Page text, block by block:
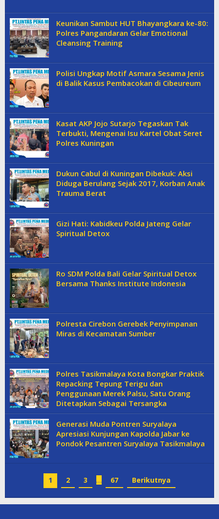
Keunikan Sambut HUT Bhayangkara ke-80:
Polres Pangandaran Gelar Emotional
Cleansing Training
Polisi Ungkap Motif Asmara Sesama Jenis
di Balik Kasus Pembacokan di Cibeureum
Kasat AKP Jojo Sutarjo Tegaskan Tak
Terbukti, Mengenai Isu Kartel Obat Seret
Polres Kuningan
Dukun Cabul di Kuningan Dibekuk: Aksi
Diduga Berulang Sejak 2017, Korban Anak
Trauma Berat
Gizi Hati: Kabidkeu Polda Jateng Gelar
Spiritual Detox
Ro SDM Polda Bali Gelar Spiritual Detox
Bersama Thanks Institute Indonesia
Polresta Cirebon Gerebek Penyimpanan
Miras di Kecamatan Sumber
Polres Tasikmalaya Kota Bongkar Praktik
Repacking Tepung Terigu dan
Penggunaan Merek Palsu, Satu Orang
Ditetapkan Sebagai Tersangka
Generasi Muda Pontren Suryalaya
Apresiasi Kunjungan Kapolda Jabar ke
Pondok Pesantren Suryalaya Tasikmalaya
1 2 3 … 67 Berikutnya